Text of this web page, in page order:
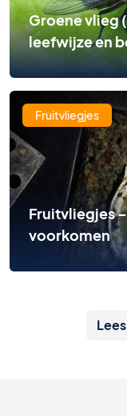
Groene vlieg
leefwijze en
Fruitvliegjes
Fruitvliegjes
voorkomen